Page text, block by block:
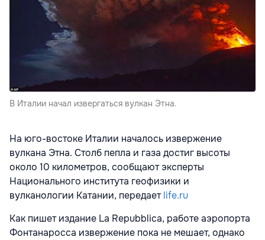
В Италии начал извергаться вулкан Этна.
На юго-востоке Италии началось извержение
вулкана Этна. Столб пепла и газа достиг высоты
около 10 километров, сообщают эксперты
Национального института геофизики и
вулканологии Катании, передаетlife.ru
Как пишет издание La Repubblica, работе аэропорта
Фонтанаросса извержение пока не мешает, однако